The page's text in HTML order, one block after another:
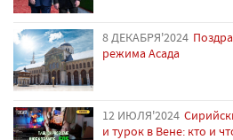
8 ДЕКАБРЯ'2024
режима Асада
12 ИЮЛЯ'2024
и турок в Вене: кто и